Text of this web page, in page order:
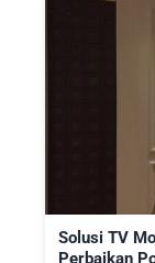
Solusi TV
Perbaikan